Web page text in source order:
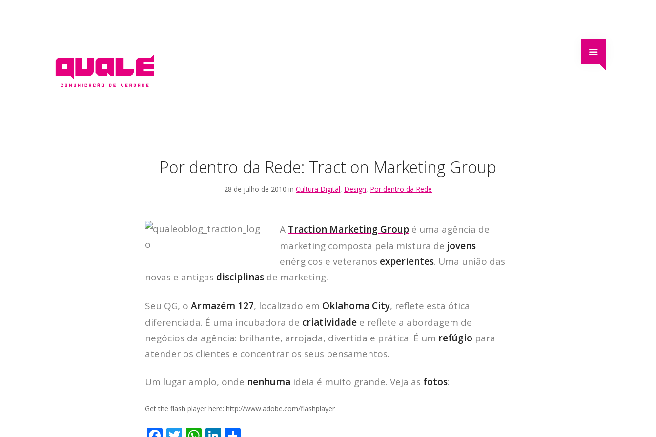
Por dentro da Rede: Traction Marketing Group
28 de julho de 2010 in Cultura Digital, Design, Por dentro da Rede
A Traction Marketing Group é uma agência de
marketing composta pela mistura de jovens
enérgicos e veteranos experientes. Uma união das
novas e antigas disciplinas de marketing.
Seu QG, o Armazém 127, localizado em Oklahoma City, reflete esta ótica
diferenciada. É uma incubadora de criatividade e reflete a abordagem de
negócios da agência: brilhante, arrojada, divertida e prática. É um refúgio para
atender os clientes e concentrar os seus pensamentos.
Um lugar amplo, onde nenhuma ideia é muito grande. Veja as fotos:
Get the flash player here: http://www.adobe.com/flashplayer